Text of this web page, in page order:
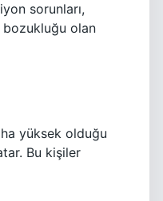
sorunları,
bozukluğu olan
yüksek olduğu
Bu kişiler